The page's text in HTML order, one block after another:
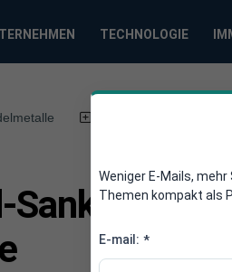
TECHNOLOGIE
Weniger E-Mails,
Themen kompakt als
E-mail: *